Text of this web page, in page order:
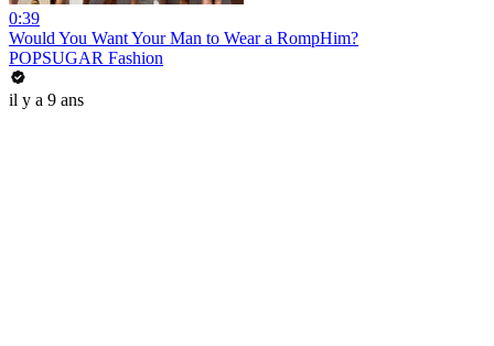
0:39
Would You Want Your Man to Wear a RompHim?
POPSUGAR Fashion
il y a 9 ans